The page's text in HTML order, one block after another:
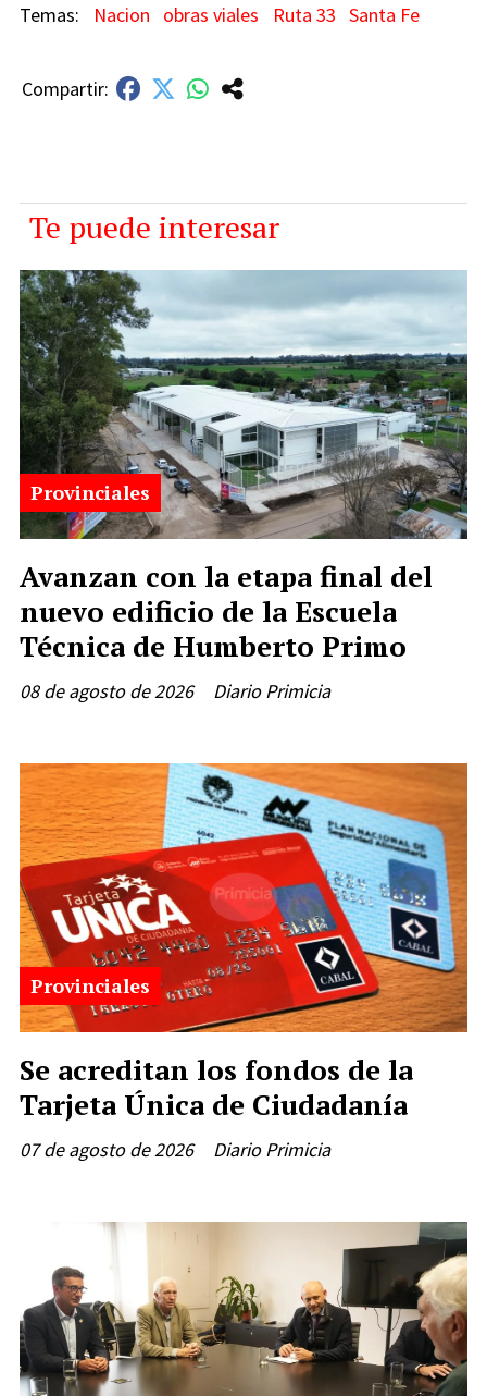
Nacion obras viales Ruta 33 Santa Fe
Te puede interesar
Avanzan con la etapa final del
nuevo edificio de la Escuela
Técnica de Humberto Primo
Diario Primicia
Provinciales
08 de agosto de 2026
Se acreditan los fondos de la
Tarjeta Única de Ciudadanía
Diario Primicia
Provinciales
07 de agosto de 2026